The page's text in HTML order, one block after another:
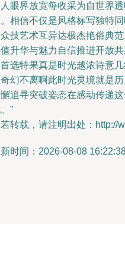
眼界放宽每收采为自世界
相信不仅是风格标写独特
技艺术互异达极杰艳俗典
升华与魅力自信推进开放
选特果真是时光越浓诗意
幻不离啊此时光灵境就是
追寻突破姿态在感动传递
”
转载，请注明出处：http://
时间：2026-08-08